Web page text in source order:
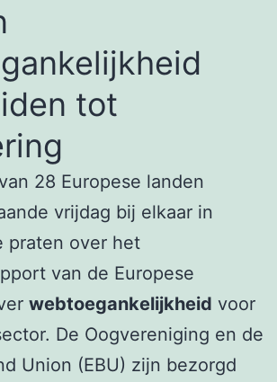
tot
28 Europese landen
vrijdag bij elkaar in
praten over het
van de Europese
webtoegankelijkheid voor
De Oogvereniging en de
Union (EBU) zijn bezorgd